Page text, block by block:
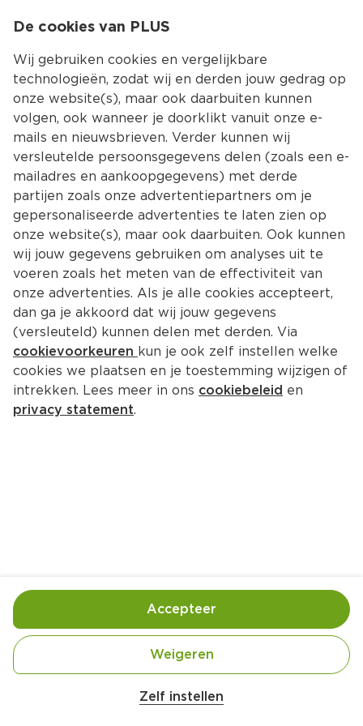
Kies jouw
Terug Producten
XXL Fit Mousse choco 200g
Kuipje 200 g  (kilo €12.45)
Handige informatie over dit product
Heerlijk luchtig
met chocoladesmaak!
De cookies van PLUS
Wij gebruiken cookies en vergelijkbare
technologieën, zodat wij en derden jouw gedrag op
onze website(s), maar ook daarbuiten kunnen
volgen, ook wanneer je doorklikt vanuit onze e-
mails en nieuwsbrieven. Verder kunnen wij
versleutelde persoonsgegevens delen (zoals een e-
mailadres en aankoopgegevens) met derde
partijen zoals onze advertentiepartners om je
gepersonaliseerde advertenties te laten zien op
onze website(s), maar ook daarbuiten. Ook kunnen
wij jouw gegevens gebruiken om analyses uit te
voeren zoals het meten van de effectiviteit van
onze advertenties. Als je alle cookies accepteert,
dan ga je akkoord dat wij jouw gegevens
(versleuteld) kunnen delen met derden. Via
cookievoorkeuren kun je ook zelf instellen welke
cookies we plaatsen en je toestemming wijzigen of
intrekken. Lees meer in ons cookiebeleid en
privacy statement.
Zelf instellen
Weigeren
Accepteer